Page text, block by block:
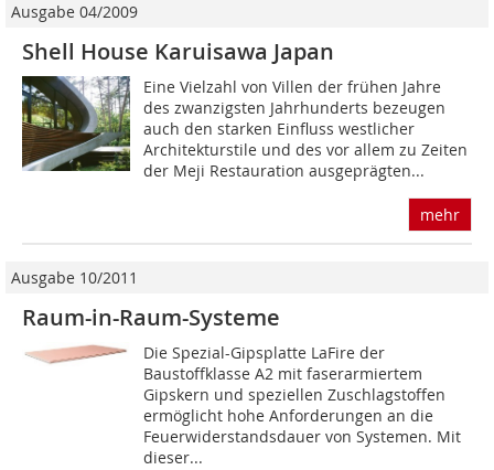
Ausgabe 04/2009
Shell House Karuisawa Japan
Eine Vielzahl von Villen der frühen Jahre
des zwanzigsten Jahrhunderts bezeugen
auch den starken Einfluss westlicher
Architekturstile und des vor allem zu Zeiten
der Meji Restauration ausgeprägten...
mehr
Ausgabe 10/2011
Raum-in-Raum-Systeme
Die Spezial-Gipsplatte LaFire der
Baustoffklasse A2 mit faserarmiertem
Gipskern und speziellen Zuschlagstoffen
ermöglicht hohe Anforderungen an die
Feuerwiderstandsdauer von Systemen. Mit
dieser...